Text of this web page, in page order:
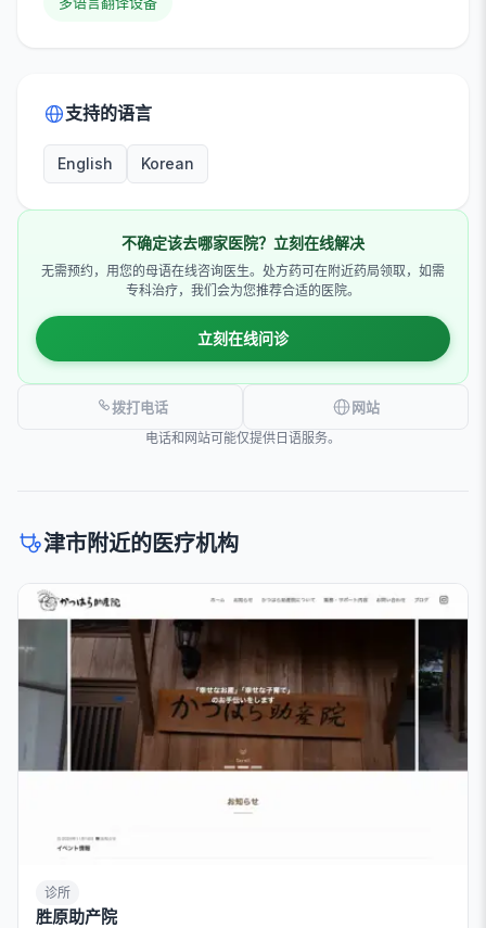
支持的语言
English Korean
不确定该去哪家医院？立刻在线解决
无需预约，用您的母语在线咨询医生。处方药可在附近药局领取，如需
专科治疗，我们会为您推荐合适的医院。
立刻在线问诊
拨打电话 网站
电话和网站可能仅提供日语服务。
津市附近的医疗机构
诊所
胜原助产院